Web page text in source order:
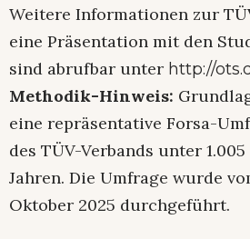
Weitere Informationen zur
eine Präsentation mit den
sind abrufbar unter http://
Methodik-Hinweis:
eine repräsentative Forsa-
des TÜV-Verbands unter 1.005
Jahren. Die Umfrage wurde
Oktober 2025 durchgeführt.